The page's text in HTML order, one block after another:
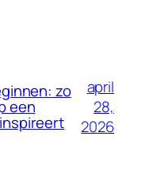
zo
een
april
28,
2026